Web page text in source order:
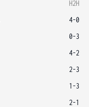
H2H
4-0
0-3
4-2
2-3
1-3
2-1